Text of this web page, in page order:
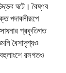
ঘটে। বৈষ্ণব
পদাবলীরূপে
প্রকৃতিগত
বৈসাদৃশ্যও
রসগতও